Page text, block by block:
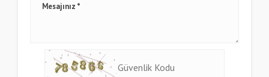
Mesajınız